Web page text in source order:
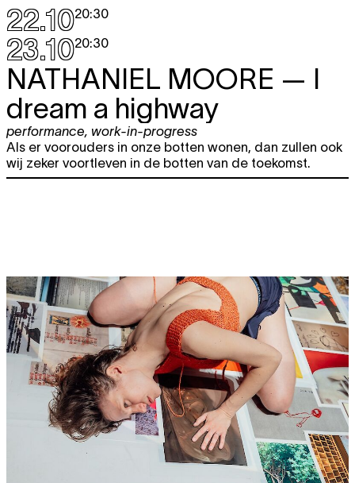
22.1020:30
23.1020:30
NATHANIEL MOORE — I
dream a highway
performance, work-in-progress
Als er voorouders in onze botten wonen, dan zullen ook
wij zeker voortleven in de botten van de toekomst.